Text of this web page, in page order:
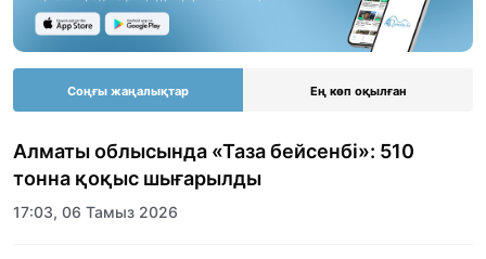
Соңғы жаңалықтар Ең көп оқылған
Алматы облысында «Таза бейсенбі»: 510
тонна қоқыс шығарылды
17:03, 06 Тамыз 2026